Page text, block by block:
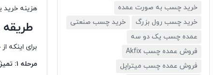
خرید چسب به صورت عمده
خرید چسب رول بزرگ
خرید چسب صنعتی
عمده چسب یک دو سه
فروش عمده چسب Akfix
فروش عمده چسب میتراپل
هزینه خرید
برای اینکه از
مرحله ۱: تمیزکاری سطح